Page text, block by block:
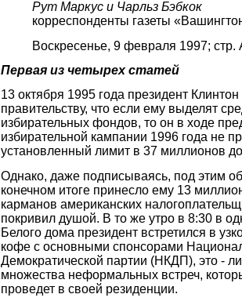
Рут Маркус и Чарльз Бэбкок
корреспонденты газеты
Воскресенье, 9 февраля 1997; стр.
Первая из четырех статей
13 октября 1995 года президент
правительству, что если ему выделят
избирательных фондов, то он в ходе
избирательной кампании 1996 года не
установленный лимит в 37 миллионов
Однако, даже подписываясь, под этим
конечном итоге принесло ему 13
карманов американских
покривил душой. В то же утро в 8:30 в
Белого дома президент встретился в
кофе с основными спонсорами
Демократической партии (НКДП), это -
множества неформальных встреч,
проведет в своей резиденции.